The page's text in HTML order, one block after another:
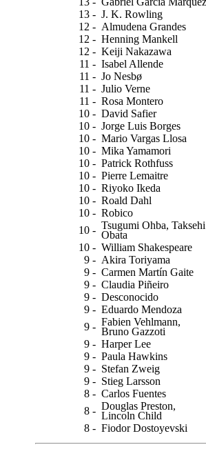
13 - J. K. Rowling
12 - Almudena Grandes
12 - Henning Mankell
12 - Keiji Nakazawa
11 - Isabel Allende
11 - Jo Nesbø
11 - Julio Verne
11 - Rosa Montero
10 - David Safier
10 - Jorge Luis Borges
10 - Mario Vargas Llosa
10 - Mika Yamamori
10 - Patrick Rothfuss
10 - Pierre Lemaitre
10 - Riyoko Ikeda
10 - Roald Dahl
10 - Robico
10 - Tsugumi Ohba, Taksehi
Obata
10 - William Shakespeare
9 - Akira Toriyama
9 - Carmen Martín Gaite
9 - Claudia Piñeiro
9 - Desconocido
9 - Eduardo Mendoza
9 - Fabien Vehlmann,
Bruno Gazzoti
9 - Harper Lee
9 - Paula Hawkins
9 - Stefan Zweig
9 - Stieg Larsson
8 - Carlos Fuentes
8 - Douglas Preston,
Lincoln Child
8 - Fiodor Dostoyevski